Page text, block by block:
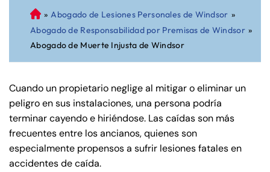
A
bo
ga
do
Pe
rs
on
al
Inj
ur
» Abogado de Lesiones Personales de Windsor »
Abogado de Responsabilidad por Premisas de Windsor »
Abogado de Muerte Injusta de Windsor
Cuando un propietario neglige al mitigar o eliminar un
peligro en sus instalaciones, una persona podría
terminar cayendo e hiriéndose. Las caídas son más
frecuentes entre los ancianos, quienes son
especialmente propensos a sufrir lesiones fatales en
accidentes de caída.